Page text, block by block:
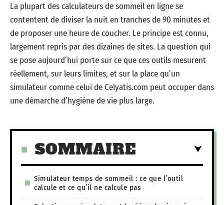
La plupart des calculateurs de sommeil en ligne se
contentent de diviser la nuit en tranches de 90 minutes et
de proposer une heure de coucher. Le principe est connu,
largement repris par des dizaines de sites. La question qui
se pose aujourd’hui porte sur ce que ces outils mesurent
réellement, sur leurs limites, et sur la place qu’un
simulateur comme celui de Celyatis.com peut occuper dans
une démarche d’hygiène de vie plus large.
SOMMAIRE
Simulateur temps de sommeil : ce que l’outil
calcule et ce qu’il ne calcule pas